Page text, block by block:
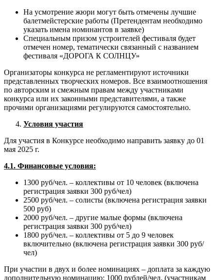
На усмотрение жюри могут быть отмечены лучшие
балетмейстерские работы (Претендентам необходимо
указать имена номинантов в заявке)
Специальным призом устроителей фестиваля будет
отмечен номер, тематически связанный с названием
фестиваля «ДОРОГА К СОЛНЦУ»
Организаторы конкурса не регламентируют источники
представленных творческих номеров. Все взаимоотношения
по авторским и смежным правам между участниками
конкурса или их законными представителями, а также
прочими организациями регулируются самостоятельно.
Условия участия
Для участия в Конкурсе необходимо направить заявку до 01
мая 2025 г.
4.1. Финансовые условия:
1300 руб/чел. – коллективы от 10 человек (включена
регистрация заявки 300 руб/чел)
2500 руб/чел. – солисты (включена регистрация заявки
500 руб)
2000 руб/чел. – другие малые формы (включена
регистрация заявки 300 руб/чел)
1800 руб/чел. – коллективы от 5 до 9 человек
включительно (включена регистрация заявки 300 руб/
чел)
При участии в двух и более номинациях – доплата за каждую
дополнительную номинацию: 1000 рублей/чел. (участникам